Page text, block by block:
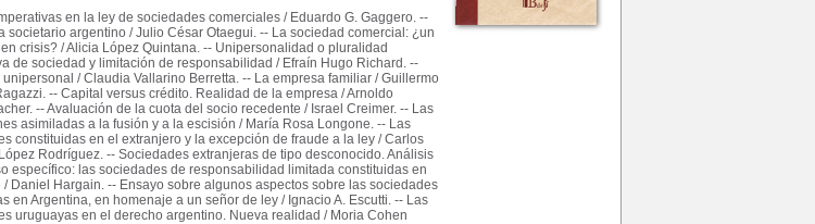
en la ley de sociedades comerciales / Eduardo G. Gaggero. --
societario argentino / Julio César Otaegui. -- La sociedad comercial: ¿un
crisis? / Alicia López Quintana. -- Unipersonalidad o pluralidad
de sociedad y limitación de responsabilidad / Efraín Hugo Richard. --
/ Claudia Vallarino Berretta. -- La empresa familiar / Guillermo
-- Capital versus crédito. Realidad de la empresa / Arnoldo
-- Avaluación de la cuota del socio recedente / Israel Creimer. -- Las
asimiladas a la fusión y a la escisión / María Rosa Longone. -- Las
constituidas en el extranjero y la excepción de fraude a la ley / Carlos
Rodríguez. -- Sociedades extranjeras de tipo desconocido. Análisis
específico: las sociedades de responsabilidad limitada constituidas en
/ Daniel Hargain. -- Ensayo sobre algunos aspectos sobre las sociedades
en Argentina, en homenaje a un señor de ley / Ignacio A. Escutti. -- Las
uruguayas en el derecho argentino. Nueva realidad / Moria Cohen